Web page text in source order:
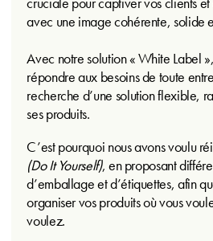
avec une image cohérente, solide
Avec notre solution « White Label
répondre aux besoins de toute
recherche d’une solution flexible,
ses produits.
C’est pourquoi nous avons voulu
(Do It Yourself), en proposant
d’emballage et d’étiquettes, afin
organiser vos produits où vous
voulez.